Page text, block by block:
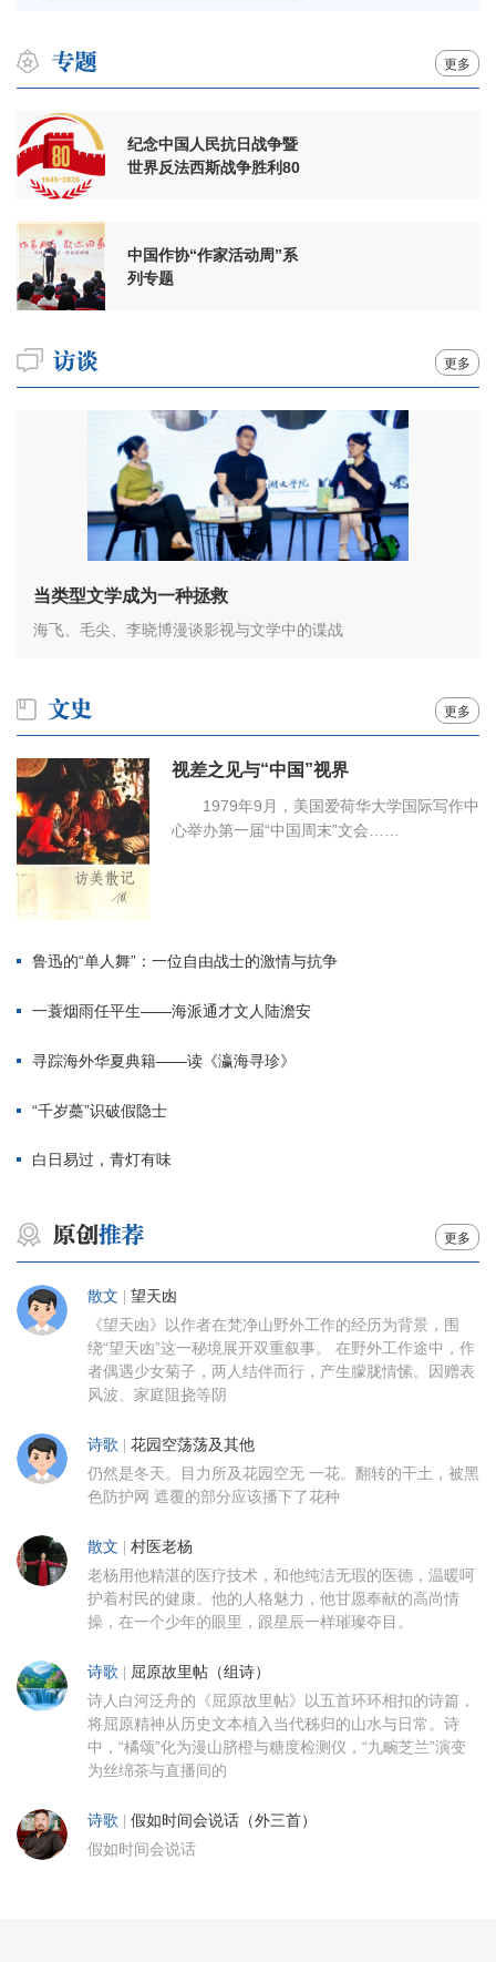
更多
纪念中国人民抗日战争暨
世界反法西斯战争胜利80
中国作协“作家活动周”系
列专题
更多
当类型文学成为一种拯救
海飞、毛尖、李晓博漫谈影视与文学中的谍战
更多
视差之见与“中国”视界
1979年9月，美国爱荷华大学国际写作中
心举办第一届“中国周末”文会……
鲁迅的“单人舞”：一位自由战士的激情与抗争
一蓑烟雨任平生——海派通才文人陆澹安
寻踪海外华夏典籍——读《瀛海寻珍》
“千岁蘽”识破假隐士
白日易过，青灯有味
更多
散文 | 望天凼
《望天凼》以作者在梵净山野外工作的经历为背景，围
绕“望天凼”这一秘境展开双重叙事。 在野外工作途中，作
者偶遇少女菊子，两人结伴而行，产生朦胧情愫。因赠表
风波、家庭阻挠等阴
诗歌 | 花园空荡荡及其他
仍然是冬天。目力所及花园空无 一花。翻转的干土，被黑
色防护网 遮覆的部分应该播下了花种
散文 | 村医老杨
老杨用他精湛的医疗技术，和他纯洁无瑕的医德，温暖呵
护着村民的健康。他的人格魅力，他甘愿奉献的高尚情
操，在一个少年的眼里，跟星辰一样璀璨夺目。
诗歌 | 屈原故里帖（组诗）
诗人白河泛舟的《屈原故里帖》以五首环环相扣的诗篇，
将屈原精神从历史文本植入当代秭归的山水与日常。诗
中，“橘颂”化为漫山脐橙与糖度检测仪，“九畹芝兰”演变
为丝绵茶与直播间的
诗歌 | 假如时间会说话（外三首）
假如时间会说话